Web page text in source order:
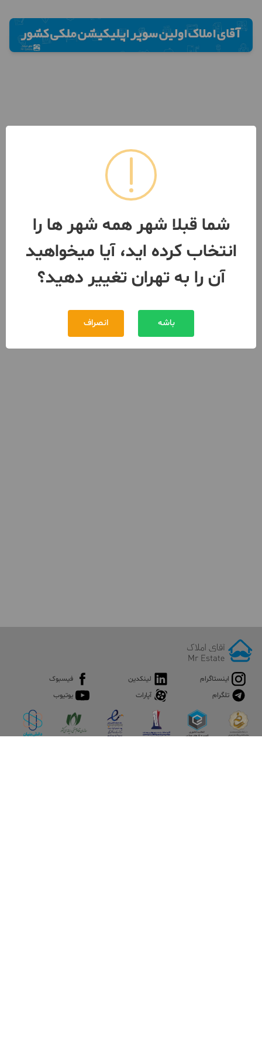
اینستاگرام لینکدین
فیسبوک
تلگرام
آپارات یوتیوب
شما قبلا شهر همه شهر ها را
انتخاب کرده اید، آیا میخواهید
آن را به تهران تغییر دهید؟
باشه انصراف